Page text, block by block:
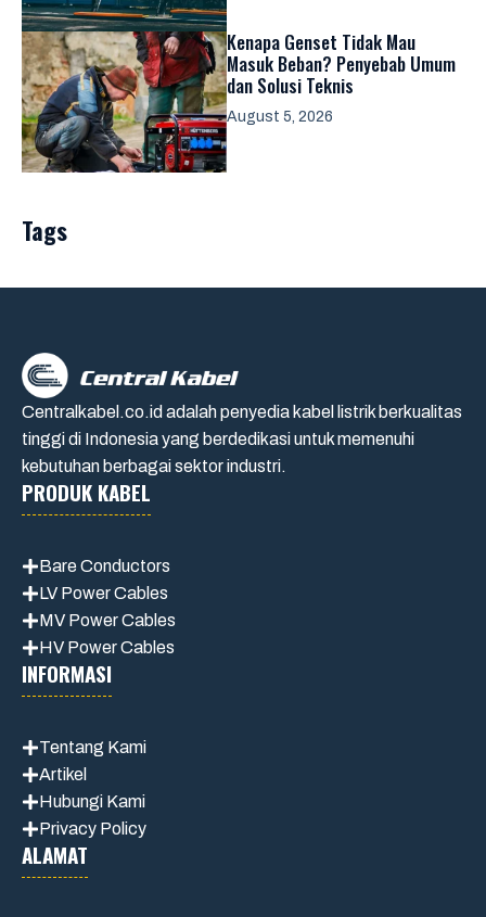
Kenapa Genset Tidak Mau
Masuk Beban? Penyebab Umum
dan Solusi Teknis
August 5, 2026
Tags
Centralkabel.co.id adalah penyedia kabel listrik berkualitas
tinggi di Indonesia yang berdedikasi untuk memenuhi
kebutuhan berbagai sektor industri.
PRODUK KABEL
Bare Conductors
LV Power Cables
MV Power Cables
HV Power Cables
INFORMASI
Tentang Kami
Artikel
Hubungi Kami
Privacy Policy
ALAMAT